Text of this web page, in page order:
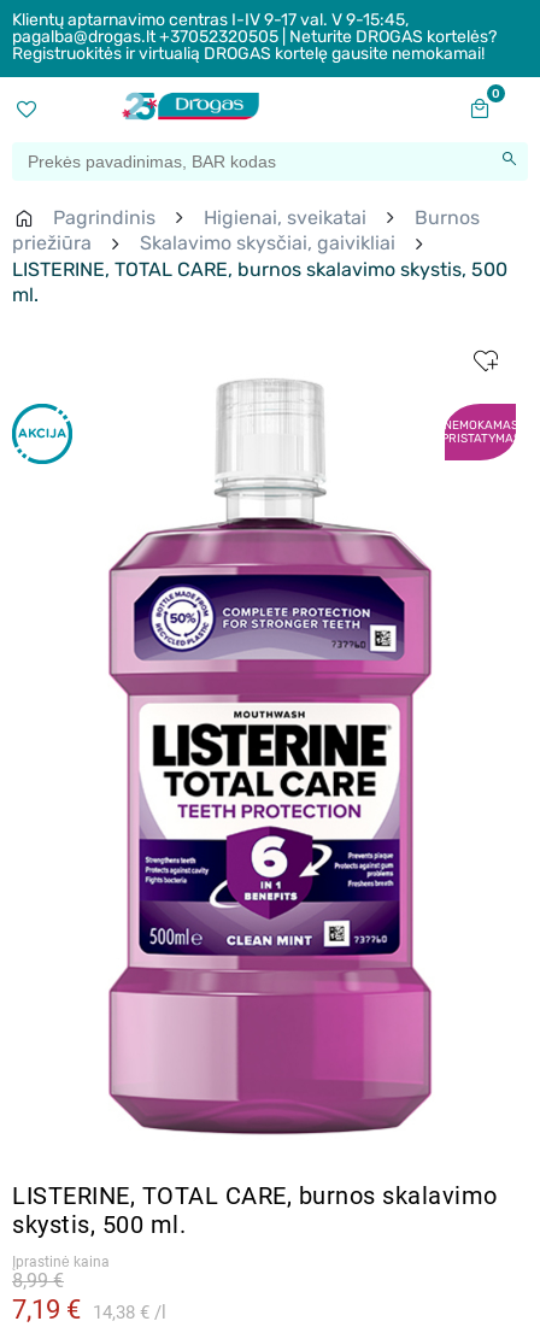
Klientų aptarnavimo centras I-IV 9-17 val. V 9-15:45,
pagalba@drogas.lt +37052320505 | Neturite DROGAS kortelės?
Registruokitės ir virtualią DROGAS kortelę gausite nemokamai!
0
Pagrindinis Higienai, sveikatai
Burnos
priežiūra
Skalavimo skysčiai, gaivikliai
LISTERINE, TOTAL CARE, burnos skalavimo skystis, 500
ml.
NEMOKAMAS
PRISTATYMAS
LISTERINE, TOTAL CARE, burnos skalavimo
skystis, 500 ml.
Įprastinė kaina
7,19 € 14,38 €
8,99 €